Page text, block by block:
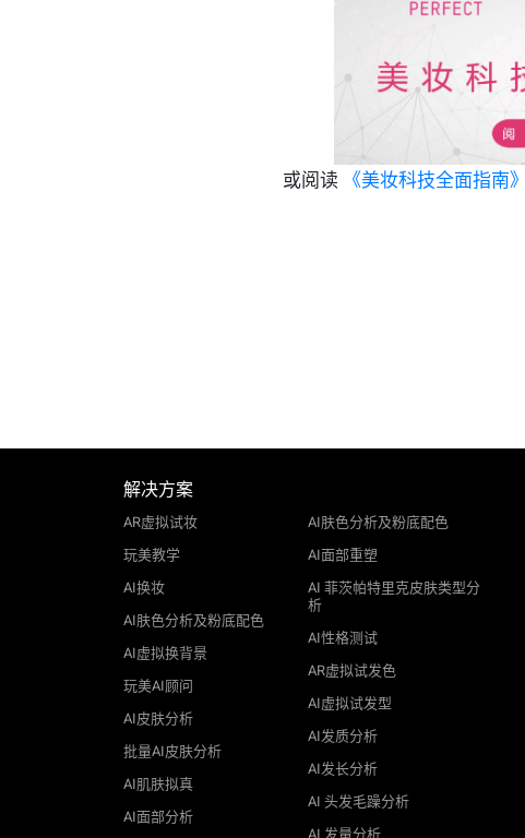
或阅读 《美妆科技全面指南》
解决方案
AR虚拟试妆
玩美教学
AI换妆
AI肤色分析及粉底配色
AI虚拟换背景
玩美AI顾问
AI皮肤分析
批量AI皮肤分析
AI肌肤拟真
AI面部分析
AI肤色分析及粉底配色
AI面部重塑
AI 菲茨帕特里克皮肤类型分
析
AI性格测试
AR虚拟试发色
AI虚拟试发型
AI发质分析
AI发长分析
AI 头发毛躁分析
AI 发量分析